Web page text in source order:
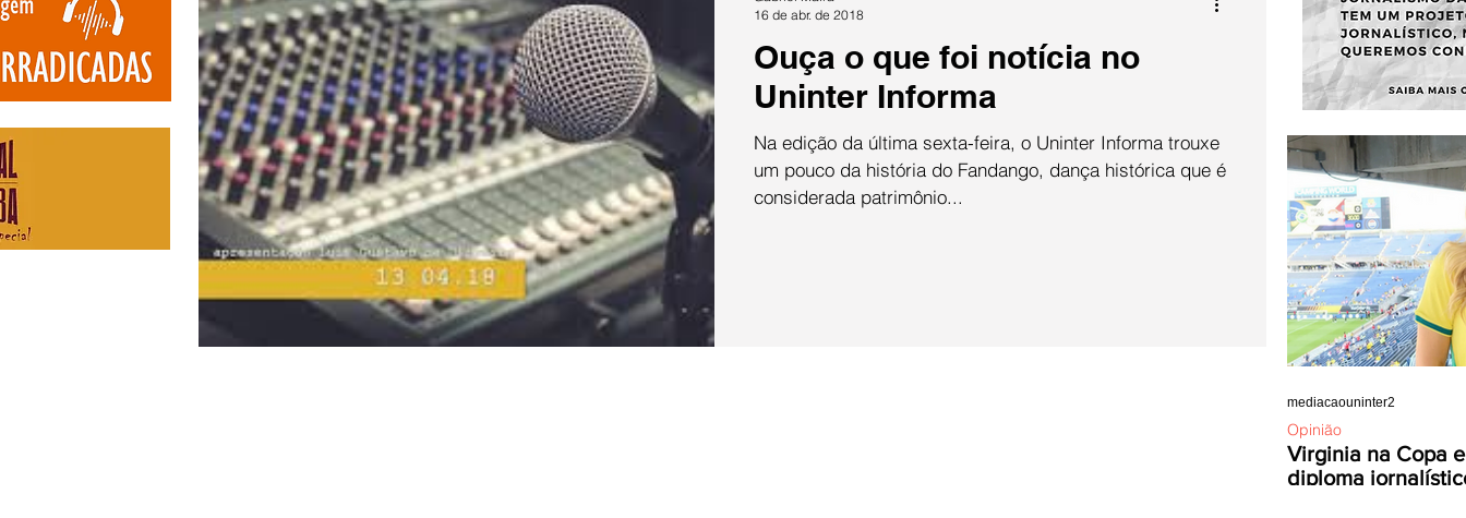
Virginia na Copa
diploma
Opinião
mediacaouninter2
Ouça o que foi notícia no
Uninter Informa
Na edição da última sexta-feira, o Uninter Informa trouxe
um pouco da história do Fandango, dança histórica que é
considerada patrimônio...
16 de abr. de 2018